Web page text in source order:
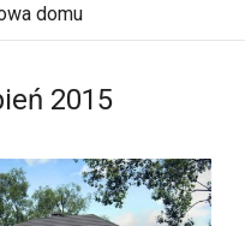
domu
2015